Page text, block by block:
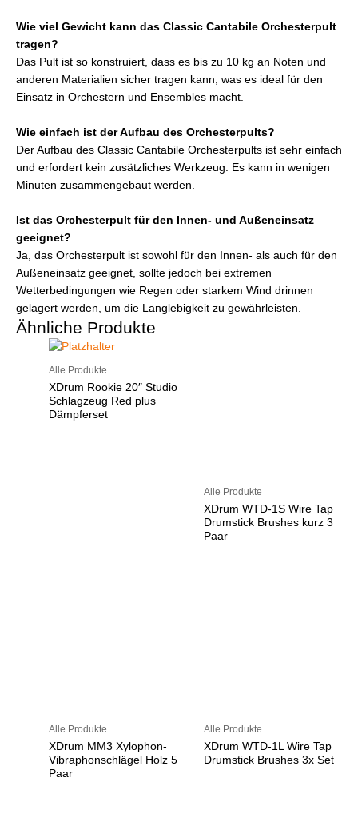
Wie viel Gewicht kann das Classic Cantabile Orchesterpult
tragen?
Das Pult ist so konstruiert, dass es bis zu 10 kg an Noten und
anderen Materialien sicher tragen kann, was es ideal für den
Einsatz in Orchestern und Ensembles macht.
Wie einfach ist der Aufbau des Orchesterpults?
Der Aufbau des Classic Cantabile Orchesterpults ist sehr einfach
und erfordert kein zusätzliches Werkzeug. Es kann in wenigen
Minuten zusammengebaut werden.
Ist das Orchesterpult für den Innen- und Außeneinsatz
geeignet?
Ja, das Orchesterpult ist sowohl für den Innen- als auch für den
Außeneinsatz geeignet, sollte jedoch bei extremen
Wetterbedingungen wie Regen oder starkem Wind drinnen
gelagert werden, um die Langlebigkeit zu gewährleisten.
Ähnliche Produkte
Alle Produkte
XDrum Rookie 20″ Studio
Schlagzeug Red plus
Dämpferset
Alle Produkte
XDrum WTD-1S Wire Tap
Drumstick Brushes kurz 3
Paar
Alle Produkte
XDrum MM3 Xylophon-
Vibraphonschlägel Holz 5
Paar
Alle Produkte
XDrum WTD-1L Wire Tap
Drumstick Brushes 3x Set